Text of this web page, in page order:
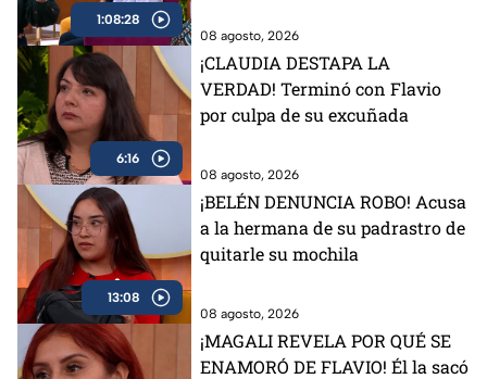
1:08:28
08 agosto, 2026
6:16
¡CLAUDIA DESTAPA LA
VERDAD! Terminó con Flavio
por culpa de su excuñada
08 agosto, 2026
13:08
¡BELÉN DENUNCIA ROBO! Acusa
a la hermana de su padrastro de
quitarle su mochila
08 agosto, 2026
¡MAGALI REVELA POR QUÉ SE
ENAMORÓ DE FLAVIO! Él la sacó